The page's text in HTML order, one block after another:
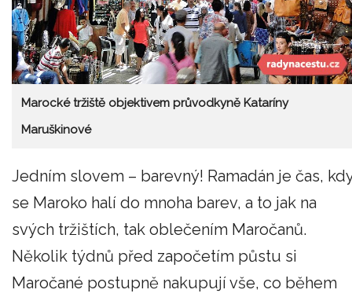
Marocké tržiště objektivem průvodkyně Kataríny
Maruškinové
Jedním slovem – barevný! Ramadán je čas,
se Maroko halí do mnoha barev, a to jak na
svých tržištích, tak oblečením Maročanů.
Několik týdnů před započetím půstu si
Maročané postupně nakupují vše, co během